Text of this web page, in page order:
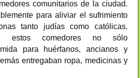
comunitarios de la ciudad.
para aliviar el sufrimiento
tanto judías como católicas.
estos comedores no sólo
para huérfanos, ancianos y
entregaban ropa, medicinas y